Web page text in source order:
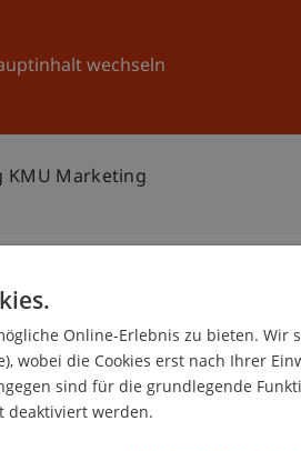
wechseln
Aktuelles
KMU Marketing
Jun
Online-Erlebnis zu bieten. Wir
wobei die Cookies erst nach Ihrer
sind für die grundlegende
deaktiviert werden.